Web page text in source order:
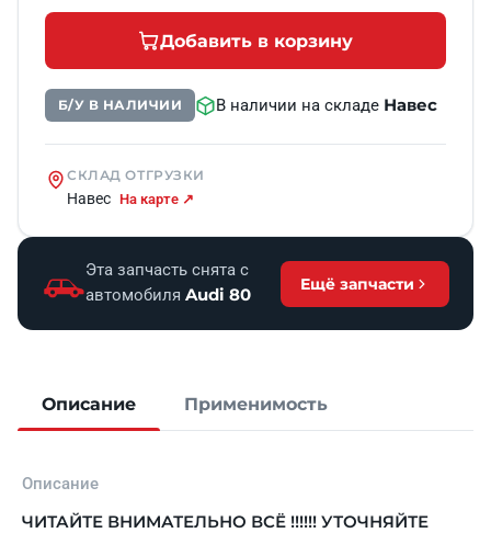
Добавить в корзину
Б/У В НАЛИЧИИ В наличии на складе Навес
СКЛАД ОТГРУЗКИ
Навес На карте ↗
Эта запчасть снята с
автомобиля Audi 80
Ещё запчасти
Описание Применимость
Описание
ЧИТАЙТЕ ВНИМАТЕЛЬНО ВСЁ !!!!!! УТОЧНЯЙТЕ